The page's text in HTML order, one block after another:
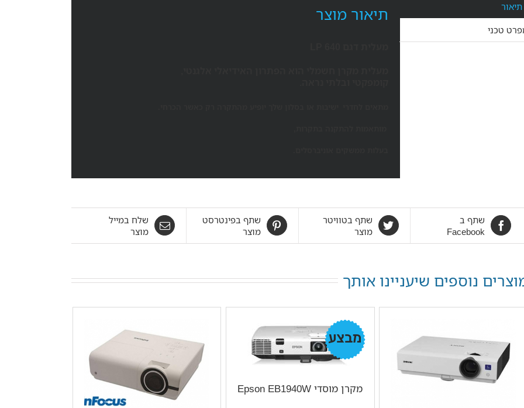
תיאור
טכני
תיאור מוצר
שתף ב
Facebook
שתף בטוויטר
מוצר
שתף בפינטרסט
מוצר
שלח במייל
מוצר
נוספים שיעניינו אותך
מקרן מוסדי Epson EB1940W